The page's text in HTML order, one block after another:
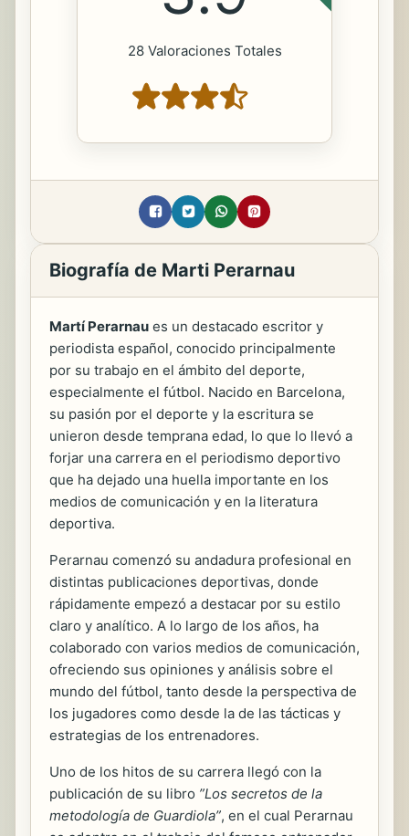
28 Valoraciones Totales
Biografía de Marti Perarnau
Martí Perarnau es un destacado escritor y
periodista español, conocido principalmente
por su trabajo en el ámbito del deporte,
especialmente el fútbol. Nacido en Barcelona,
su pasión por el deporte y la escritura se
unieron desde temprana edad, lo que lo llevó a
forjar una carrera en el periodismo deportivo
que ha dejado una huella importante en los
medios de comunicación y en la literatura
deportiva.
Perarnau comenzó su andadura profesional en
distintas publicaciones deportivas, donde
rápidamente empezó a destacar por su estilo
claro y analítico. A lo largo de los años, ha
colaborado con varios medios de comunicación,
ofreciendo sus opiniones y análisis sobre el
mundo del fútbol, tanto desde la perspectiva de
los jugadores como desde la de las tácticas y
estrategias de los entrenadores.
Uno de los hitos de su carrera llegó con la
publicación de su libro ”Los secretos de la
metodología de Guardiola”, en el cual Perarnau